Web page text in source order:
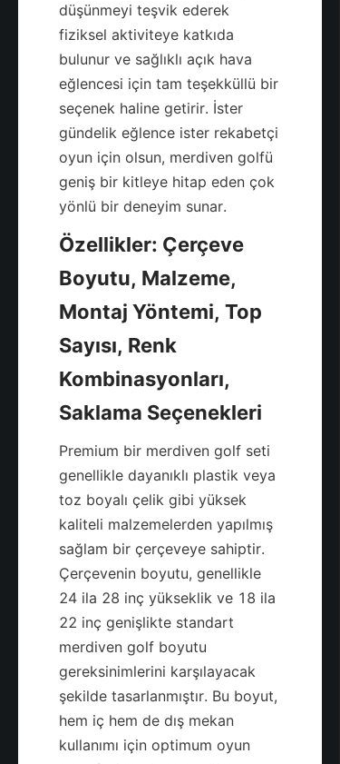
düşünmeyi teşvik ederek
fiziksel aktiviteye katkıda
bulunur ve sağlıklı açık hava
eğlencesi için tam teşekküllü bir
seçenek haline getirir. İster
gündelik eğlence ister rekabetçi
oyun için olsun, merdiven golfü
geniş bir kitleye hitap eden çok
yönlü bir deneyim sunar.
Özellikler: Çerçeve
Boyutu, Malzeme,
Montaj Yöntemi, Top
Sayısı, Renk
Kombinasyonları,
Premium bir merdiven golf seti
genellikle dayanıklı plastik veya
toz boyalı çelik gibi yüksek
kaliteli malzemelerden yapılmış
sağlam bir çerçeveye sahiptir.
Çerçevenin boyutu, genellikle
24 ila 28 inç yükseklik ve 18 ila
22 inç genişlikte standart
merdiven golf boyutu
gereksinimlerini karşılayacak
şekilde tasarlanmıştır. Bu boyut,
hem iç hem de dış mekan
kullanımı için optimum oyun